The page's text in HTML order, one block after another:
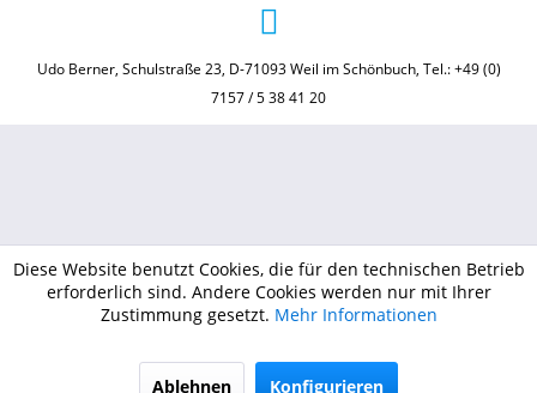
Udo Berner, Schulstraße 23, D-71093 Weil im Schönbuch, Tel.: +49 (0)
7157 / 5 38 41 20
Diese Website benutzt Cookies, die für den technischen Betrieb
erforderlich sind. Andere Cookies werden nur mit Ihrer
Zustimmung gesetzt. Mehr Informationen
Ablehnen Konfigurieren